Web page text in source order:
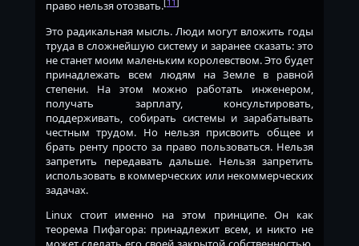
право нельзя отозвать.
Это радикальная мысль. Люди могут вложить годы
труда в сложнейшую систему и заранее сказать: это
не станет моим маленьким королевством. Это будет
принадлежать всем людям на Земле в равной
степени. На этом можно работать инженером,
получать зарплату, консультировать,
поддерживать, собирать системы и зарабатывать
честным трудом. Но нельзя присвоить общее и
брать ренту просто за право пользоваться. Нельзя
запретить передавать дальше. Нельзя запретить
использовать в коммерческих или некоммерческих
задачах.
Linux стоит именно на этом принципе. Он как
теорема Пифагора: принадлежит всем, и никто не